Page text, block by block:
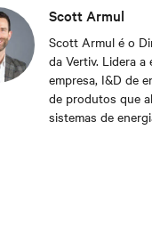
Scott Armul
Scott Armul é o
da Vertiv. Lidera
empresa, I&D de
de produtos que
sistemas de